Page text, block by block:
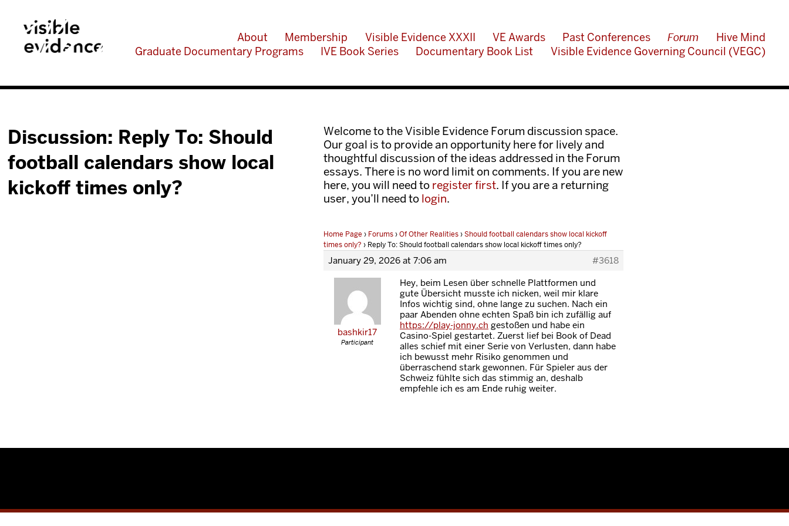
About Membership Visible Evidence XXXII VE Awards Past Conferences Forum
Hive Mind
Graduate Documentary Programs
IVE Book Series Documentary Book List Visible Evidence Governing Council (VEGC)
Discussion: Reply To: Should
football calendars show local
kickoff times only?
Welcome to the Visible Evidence Forum discussion space.
Our goal is to provide an opportunity here for lively and
thoughtful discussion of the ideas addressed in the Forum
essays. There is no word limit on comments. If you are new
here, you will need to register first. If you are a returning
user, you’ll need to login.
Home Page › Forums›Of Other Realities›Should football calendars show local kickoff
times only? › Reply To: Should football calendars show local kickoff times only?
January 29, 2026 at 7:06 am #3618
bashkir17
Participant
Hey, beim Lesen über schnelle Plattformen und
gute Übersicht musste ich nicken, weil mir klare
Infos wichtig sind, ohne lange zu suchen. Nach ein
paar Abenden ohne echten Spaß bin ich zufällig auf
https://play-jonny.ch gestoßen und habe ein
Casino-Spiel gestartet. Zuerst lief bei Book of Dead
alles schief mit einer Serie von Verlusten, dann habe
ich bewusst mehr Risiko genommen und
überraschend stark gewonnen. Für Spieler aus der
Schweiz fühlte sich das stimmig an, deshalb
empfehle ich es am Ende ruhig weiter.